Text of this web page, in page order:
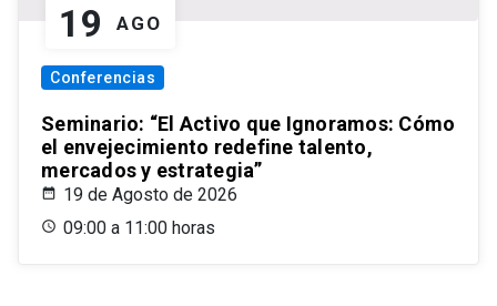
19 AGO
Conferencias
Seminario: “El Activo que Ignoramos: Cómo
el envejecimiento redefine talento,
mercados y estrategia”
19 de Agosto de 2026
09:00 a 11:00 horas